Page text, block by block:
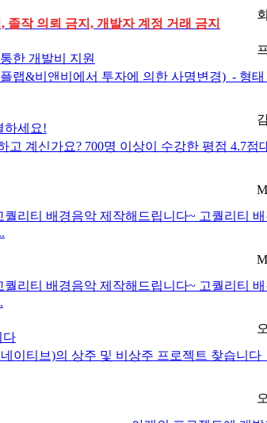
작 의뢰 금지, 개발자 계정 거래 금지
한 개발비 지원
&비앤비에서 투자에 의한 사명변경) ​ - 형
하세요!
계신가요? 700명 이상이 수강한 평점 4.7점
리티 배경음악 제작해드립니다~ 고퀄리티
리티 배경음악 제작해드립니다~ 고퀄리티
다
이티브)의 상주 및 비상주 프로젝트 찾습니